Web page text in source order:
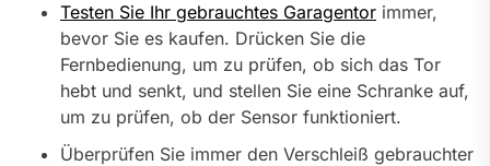
Testen Sie Ihr gebrauchtes Garagentor immer,
bevor Sie es kaufen. Drücken Sie die
Fernbedienung, um zu prüfen, ob sich das Tor
hebt und senkt, und stellen Sie eine Schranke auf,
um zu prüfen, ob der Sensor funktioniert.
Überprüfen Sie immer den Verschleiß gebrauchter